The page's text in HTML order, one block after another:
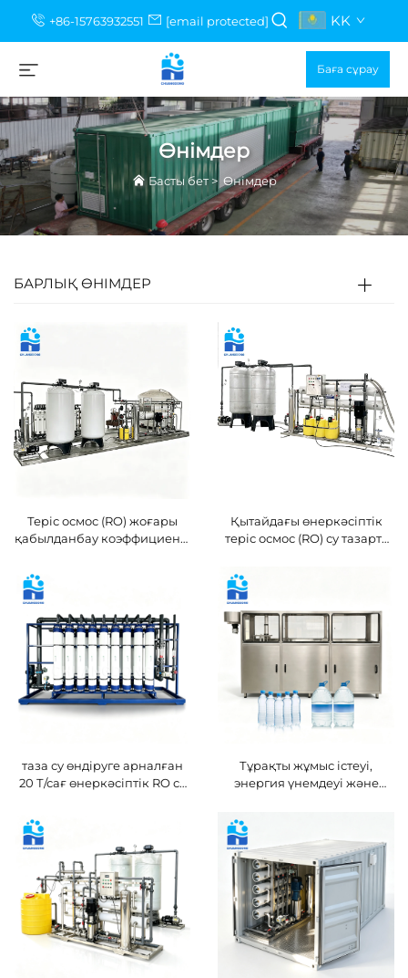
+86-15763932551 [email protected] KK
Баға сұрау
Өнімдер
Басты бет> Өнімдер
БАРЛЫҚ ӨНІМДЕР
Теріс осмос (RO) жоғары
қабылданбау коэффициенті
Қытайдағы өнеркәсіптік
теріс осмос (RO) су тазарту
зауыт (жеке тапсырыс
таза су өндіруге арналған
20 Т/сағ өнеркәсіптік RO су
Тұрақты жұмыс істеуі,
энергия үнемдеуі және
коммерциялық ішуге
арналған су қолданысы
үшін таңдалған өндірістік
қуаты бар жоғары
тиімділікті RO су тазарту
шешімі